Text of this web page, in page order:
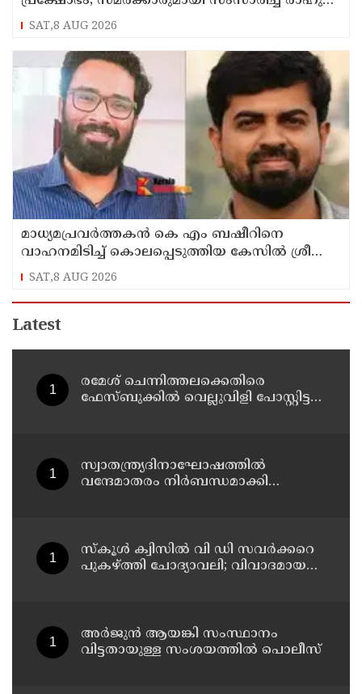
ഗാന്ധി
SAT,8 AUG 2026
മാധ്യമപ്രവര്‍ത്തകന്‍ കെ എം ബഷീറിനെ
വാഹനമിടിച്ച് കൊലപ്പെടുത്തിയ കേസില്‍ ശ്രീറാം
വെങ്കിട്ടരാമനെതിരെ സാക്ഷിമൊഴി
SAT,8 AUG 2026
Latest
രമേശ് ചെന്നിത്തലക്കെതിരെ
ഫേസ്ബുക്കില്‍ വെല്ലുവിളി പോസ്റ്റിട്ട
സ്വാതന്ത്ര്യദിനാഘോഷത്തില്‍
വന്ദേമാതരം നിര്‍ബന്ധമാക്കി
സ്‌കൂള്‍ ക്വിസില്‍ വി ഡി സവര്‍ക്കറെ
പുകഴ്ത്തി ചോദ്യാവലി; വിവാദമായത്
അര്‍ജുന്‍ ആയങ്കി സംസ്ഥാനം
വിട്ടതായുള്ള സംശയത്തില്‍ പൊലീസ്